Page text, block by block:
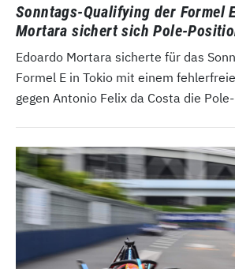
Sonntags-Qualifying der Formel
Mortara sichert sich Pole-
Edoardo Mortara sicherte für das
Formel E in Tokio mit einem
gegen Antonio Felix da Costa die